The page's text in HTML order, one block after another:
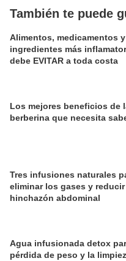
También te puede
Alimentos, medicamentos
ingredientes más
debe EVITAR a toda costa
Los mejores beneficios de
berberina que necesita
Tres infusiones naturales
eliminar los gases y
hinchazón abdominal
Agua infusionada detox
pérdida de peso y la